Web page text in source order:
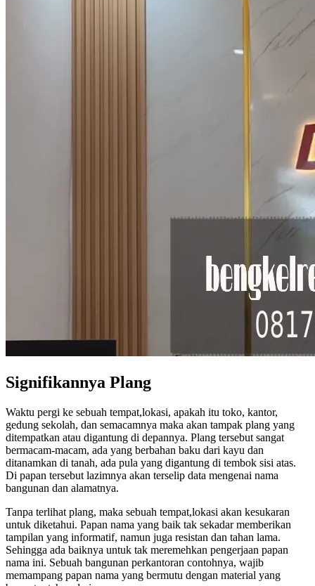
Signifikannya Plang
Waktu pergi ke sebuah tempat,lokasi, apakah itu toko, kantor,
gedung sekolah, dan semacamnya maka akan tampak plang yang
ditempatkan atau digantung di depannya. Plang tersebut sangat
bermacam-macam, ada yang berbahan baku dari kayu dan
ditanamkan di tanah, ada pula yang digantung di tembok sisi atas.
Di papan tersebut lazimnya akan terselip data mengenai nama
bangunan dan alamatnya.
Tanpa terlihat plang, maka sebuah tempat,lokasi akan kesukaran
untuk diketahui. Papan nama yang baik tak sekadar memberikan
tampilan yang informatif, namun juga resistan dan tahan lama.
Sehingga ada baiknya untuk tak meremehkan pengerjaan papan
nama ini. Sebuah bangunan perkantoran contohnya, wajib
memampang papan nama yang bermutu dengan material yang